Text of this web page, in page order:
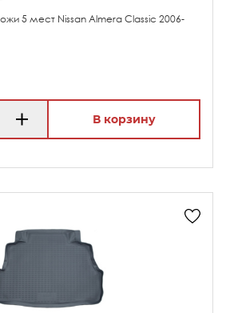
5 мест Nissan Almera Classic 2006-
В корзину